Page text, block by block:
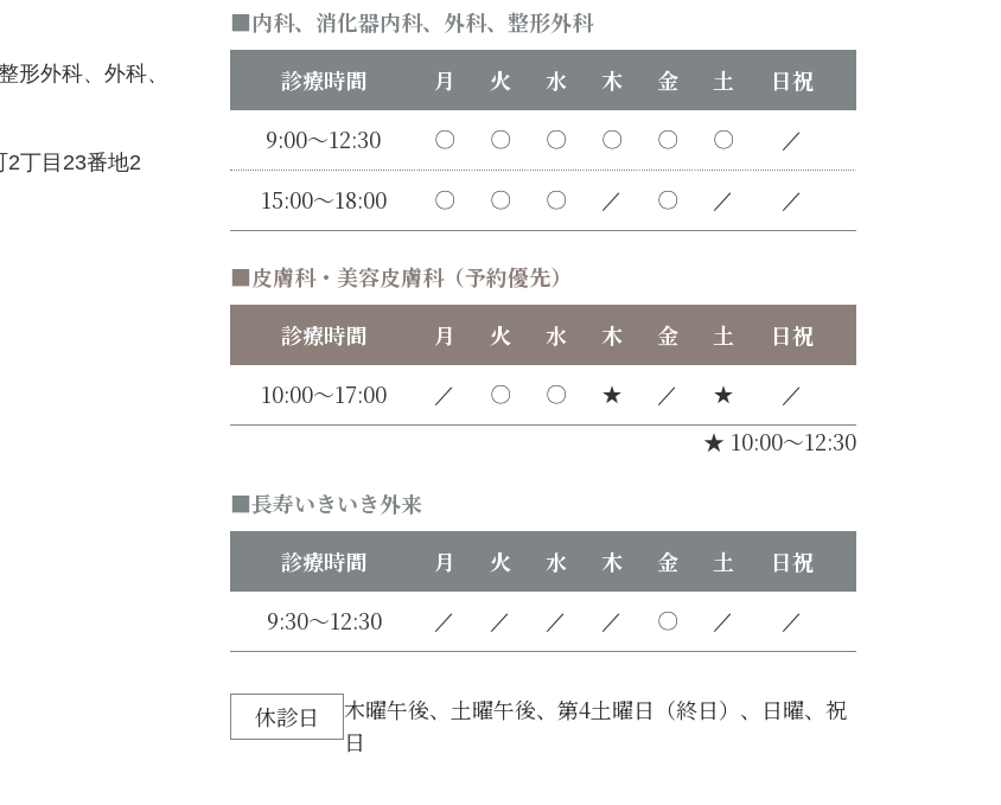
形外科、外科、
2丁目23番地2
内科、消化器内科、外科、整形外科
診療時間
月 火 水 木 金 土
日祝
9:00～12:30
〇 〇 〇 〇 〇 〇 ／
15:00～18:00 〇 〇 〇 ／ 〇 ／ ／
皮膚科・美容皮膚科（予約優先）
★ 10:00～12:30
診療時間 月 火 水 木 金 土
日祝
10:00～17:00
／ 〇 〇 ★ ／ ★ ／
長寿いきいき外来
診療時間
月 火 水 木 金 土
日祝
9:30～12:30
／ ／ ／ ／ 〇 ／ ／
休診日
木曜午後、土曜午後、第4土曜日（終日）、日曜、祝
日